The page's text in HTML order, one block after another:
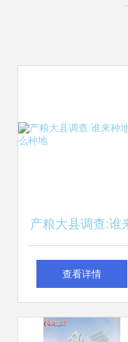
产粮大县调查:谁
种地 怎么种地
查看详情